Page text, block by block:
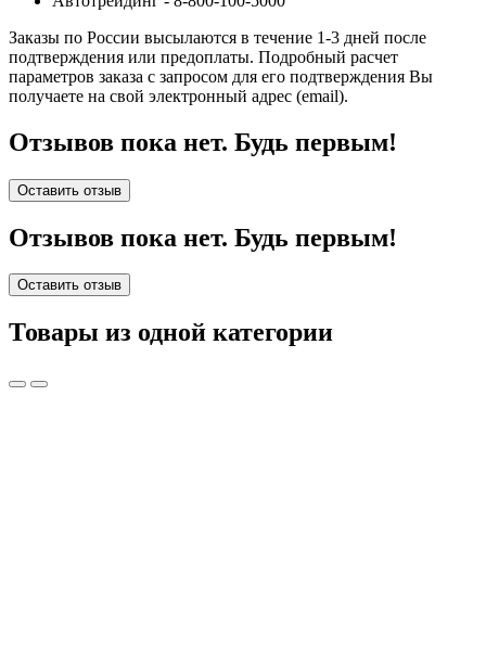
Заказы по России высылаются в течение 1-3 дней после
подтверждения или предоплаты. Подробный расчет
параметров заказа с запросом для его подтверждения Вы
получаете на свой электронный адрес (email).
Отзывов пока нет. Будь первым!
Оставить отзыв
Отзывов пока нет. Будь первым!
Оставить отзыв
Товары из одной категории